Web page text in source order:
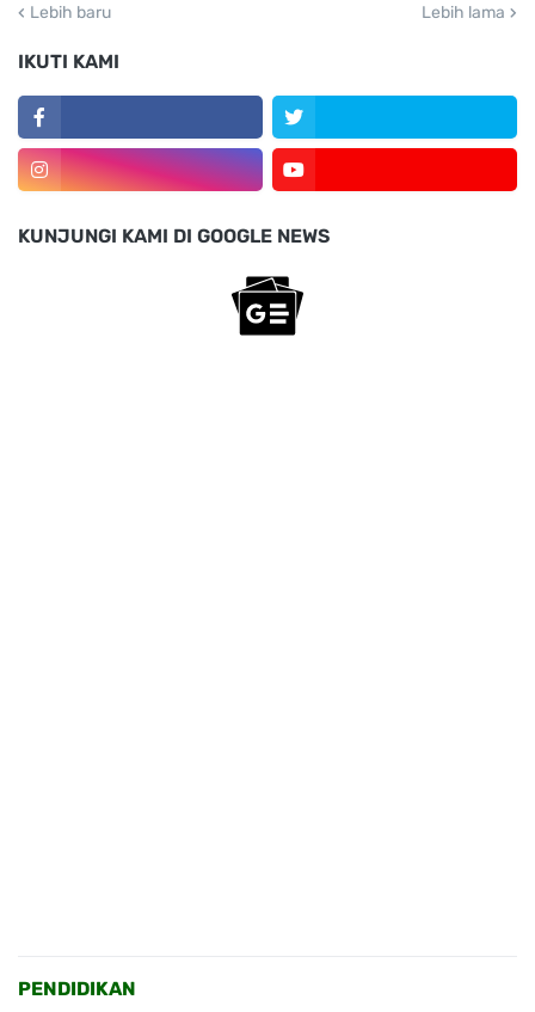
Lebih baru Lebih lama
IKUTI KAMI
KUNJUNGI KAMI DI GOOGLE NEWS
PENDIDIKAN